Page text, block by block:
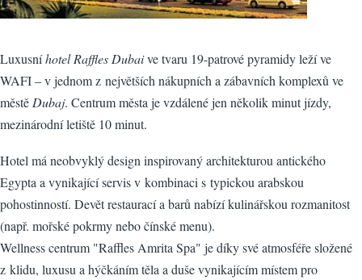
Luxusníhotel Raffles Dubaive tvaru 19-patrové pyramidy leží ve
WAFI – v jednom z největších nákupních a zábavních komplexů ve
městě Dubaj. Centrum města je vzdálené jen několik minut jízdy,
mezinárodní letiště 10 minut.
Hotel má neobvyklý design inspirovaný architekturou antického
Egypta a vynikající servis v kombinaci s typickou arabskou
pohostinností. Devět restaurací a barů nabízí kulinářskou rozmanitost
(např. mořské pokrmy nebo čínské menu).
Wellness centrum "Raffles Amrita Spa" je díky své atmosféře složené
z klidu, luxusu a hýčkáním těla a duše vynikajícím místem pro